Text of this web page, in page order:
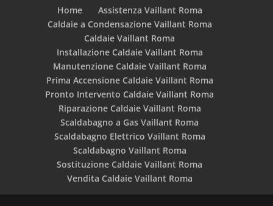
Home
Assistenza Vaillant Roma
Caldaie a Condensazione Vaillant Roma
Caldaie Vaillant Roma
Installazione Caldaie Vaillant Roma
Manutenzione Caldaie Vaillant Roma
Prima Accensione Caldaie Vaillant Roma
Pronto Intervento Caldaie Vaillant Roma
Riparazione Caldaie Vaillant Roma
Scaldabagno a Gas Vaillant Roma
Scaldabagno Elettrico Vaillant Roma
Scaldabagno Vaillant Roma
Sostituzione Caldaie Vaillant Roma
Vendita Caldaie Vaillant Roma